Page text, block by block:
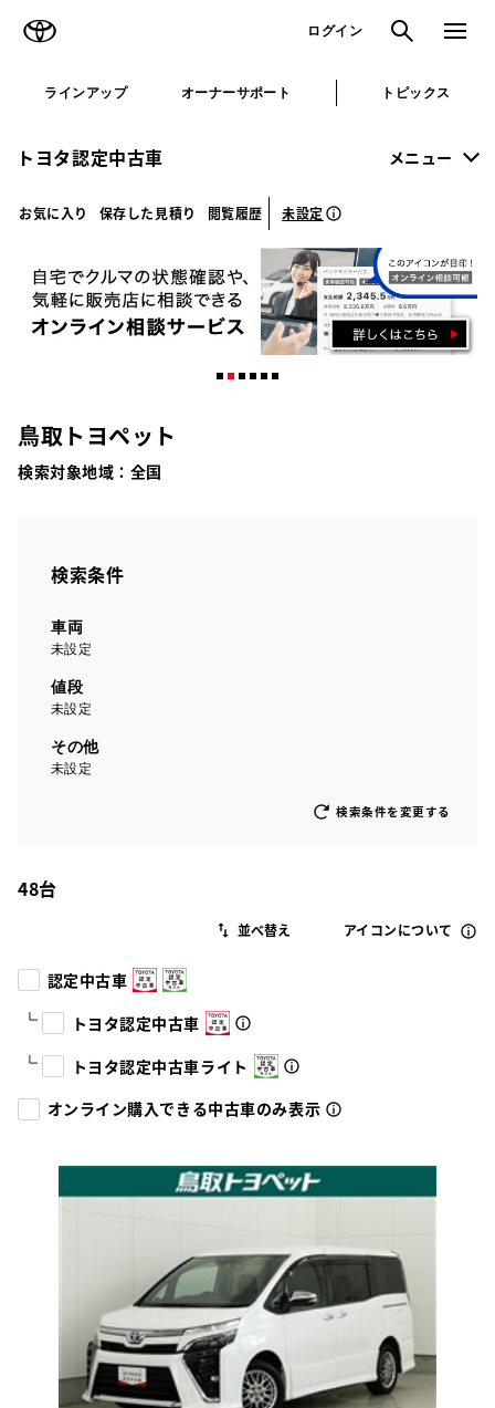
ログイン 検索 メニュ
ラインアップ オーナーサポート トピックス
トヨタ認定中古車 メニュー
お気に入り 保存した見積り 閲覧履歴 未設定
鳥取トヨペット
検索対象地域： 全国
検索条件
車両
未設定
値段
未設定
その他
未設定
検索条件を変更する
48台
アイコンについて
認定中古車
トヨタ認定中古車
トヨタ認定中古車ライト
オンライン購入できる中古車のみ表示